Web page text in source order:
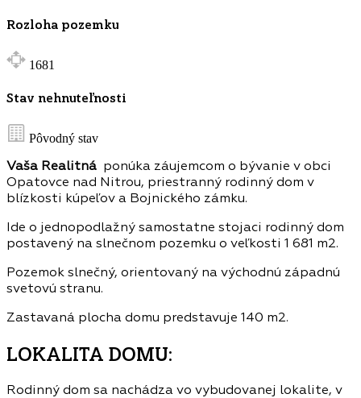
Rozloha pozemku
1681
Stav nehnuteľnosti
Pôvodný stav
Vaša Realitná ponúka záujemcom o bývanie v obci
Opatovce nad Nitrou, priestranný rodinný dom v
blízkosti kúpeľov a Bojnického zámku.
Ide o jednopodlažný samostatne stojaci rodinný dom
postavený na slnečnom pozemku o veľkosti 1 681 m2.
Pozemok slnečný, orientovaný na východnú západnú
svetovú stranu.
Zastavaná plocha domu predstavuje 140 m2.
LOKALITA DOMU:
Rodinný dom sa nachádza vo vybudovanej lokalite, v